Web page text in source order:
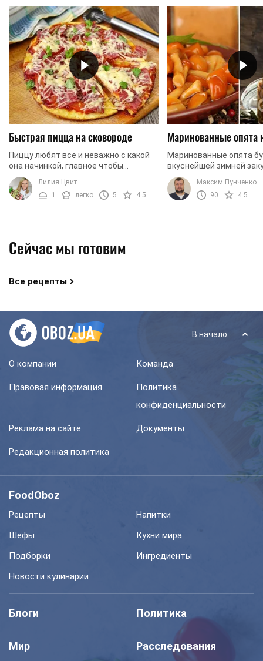
Быстрая пицца на сковороде
Пиццу любят все и неважно с какой
она начинкой, главное чтобы
побольше. В таком случае, что может
быть лучше, чем приготовить ее
самостоятельно из ...
Лилия Цвит
1
легко 5 4.5
Маринованные опята
Маринованные опята
вкуснейшей зимней
давайте приготовим их
Максим Пунченко
90
4.5
Сейчас мы готовим
Все рецепты
В начало
О компании Команда
Правовая информация
Политика
конфиденциальности
Реклама на сайте Документы
Редакционная политика
FoodOboz
Рецепты
Напитки
Шефы
Кухни мира
Подборки
Ингредиенты
Новости кулинарии
Блоги Политика
Мир Расследования